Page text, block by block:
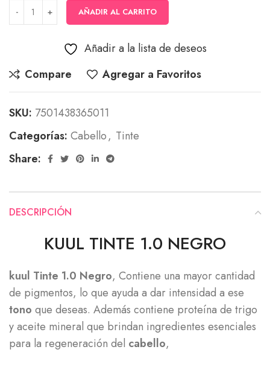
AÑADIR AL CARRITO
Añadir a la lista de deseos
Compare
Agregar a Favoritos
SKU: 7501438365011
Categorías: Cabello, Tinte
Share:
DESCRIPCIÓN
KUUL TINTE 1.0 NEGRO
kuul Tinte 1.0 Negro, Contiene una mayor cantidad
de pigmentos, lo que ayuda a dar intensidad a ese
tono que deseas. Además contiene proteína de trigo
y aceite mineral que brindan ingredientes esenciales
para la regeneración del cabello,